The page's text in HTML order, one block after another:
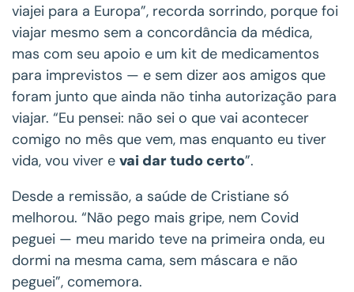
viajei para a Europa”, recorda sorrindo, porque foi
viajar mesmo sem a concordância da médica,
mas com seu apoio e um kit de medicamentos
para imprevistos — e sem dizer aos amigos que
foram junto que ainda não tinha autorização para
viajar. “Eu pensei: não sei o que vai acontecer
comigo no mês que vem, mas enquanto eu tiver
vida, vou viver e vai dar tudo certo”.
Desde a remissão, a saúde de Cristiane só
melhorou. “Não pego mais gripe, nem Covid
peguei — meu marido teve na primeira onda, eu
dormi na mesma cama, sem máscara e não
peguei”, comemora.